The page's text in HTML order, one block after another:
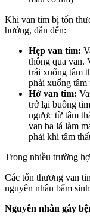
Khi van tim bị tổn
hưởng, dẫn đến:
Hẹp van tim:
thông qua van.
trái xuống tâm
phải xuống tâm
Hở van tim:
trở lại buồng
ngược từ tâm
van ba lá làm
phải khi tâm
Trong nhiều trường
Các tổn thương van
nguyên nhân bẩm
Nguyên nhân gây